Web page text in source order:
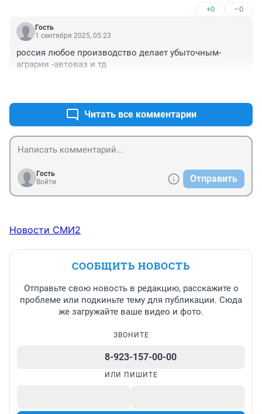
+0 –0
Гость
1 сентября 2025, 05:23
россия любое производство делает убыточным-
аграрии -автоваз и тд
Читать все комментарии
Гость
Войти
Отправить
Новости СМИ2
СООБЩИТЬ НОВОСТЬ
Отправьте свою новость в редакцию, расскажите о
проблеме или подкиньте тему для публикации. Сюда
же загружайте ваше видео и фото.
ЗВОНИТЕ
8-923-157-00-00
ИЛИ ПИШИТЕ